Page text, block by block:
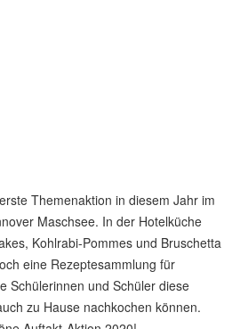
Themenaktion in diesem Jahr im
Maschsee. In der Hotelküche
Kohlrabi-Pommes und Bruschetta
eine Rezeptesammlung für
Schülerinnen und Schüler diese
zu Hause nachkochen können.